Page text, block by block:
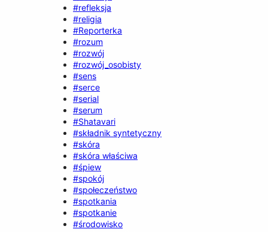
#refleksja
#religia
#Reporterka
#rozum
#rozwój
#rozwój_osobisty
#sens
#serce
#serial
#serum
#Shatavari
#składnik syntetyczny
#skóra
#skóra właściwa
#śpiew
#spokój
#społeczeństwo
#spotkania
#spotkanie
#środowisko